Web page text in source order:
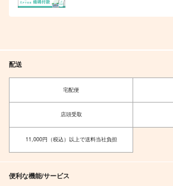
温泉旅行にいってきま
した。
880円（税込）
雪解けを待っていた
501
配送
宅配便
店頭受取
11,000円（税込）以上で送料当社負担
便利な機能/サービス